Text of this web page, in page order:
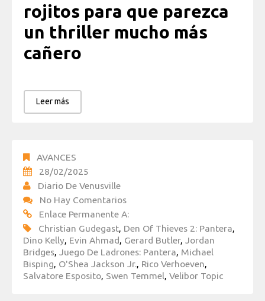
rojitos para que parezca
un thriller mucho más
cañero
Leer más
AVANCES
28/02/2025
Diario De Venusville
No Hay Comentarios
Enlace Permanente A:
Christian Gudegast, Den Of Thieves 2: Pantera,
Dino Kelly, Evin Ahmad, Gerard Butler, Jordan
Bridges, Juego De Ladrones: Pantera, Michael
Bisping, O'Shea Jackson Jr., Rico Verhoeven,
Salvatore Esposito, Swen Temmel, Velibor Topic